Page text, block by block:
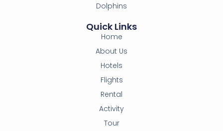
Quick Links
Home
About Us
Hotels
Flights
Rental
Activity
Tour
Dolphins